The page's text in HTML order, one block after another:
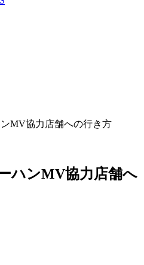
ンMV協力店舗への行き方
ハンMV協力店舗へ